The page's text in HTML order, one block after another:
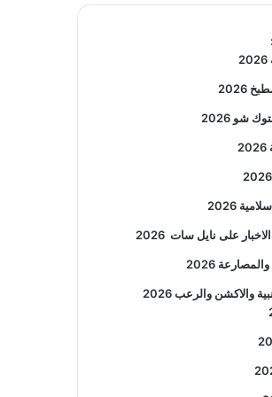
2026
شو 2026
2026
على نايل سات2026
والمصارعة2026
والاكشن والرعب2026